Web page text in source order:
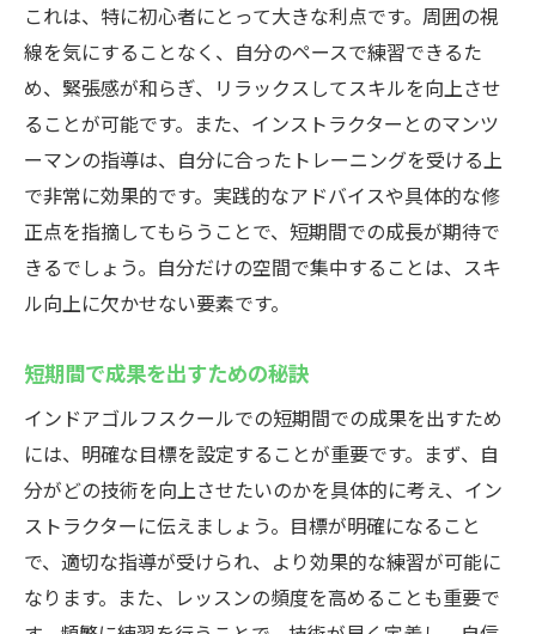
これは、特に初心者にとって大きな利点です。周囲の視
線を気にすることなく、自分のペースで練習できるた
め、緊張感が和らぎ、リラックスしてスキルを向上させ
ることが可能です。また、インストラクターとのマンツ
ーマンの指導は、自分に合ったトレーニングを受ける上
で非常に効果的です。実践的なアドバイスや具体的な修
正点を指摘してもらうことで、短期間での成長が期待で
きるでしょう。自分だけの空間で集中することは、スキ
ル向上に欠かせない要素です。
短期間で成果を出すための秘訣
インドアゴルフスクールでの短期間での成果を出すため
には、明確な目標を設定することが重要です。まず、自
分がどの技術を向上させたいのかを具体的に考え、イン
ストラクターに伝えましょう。目標が明確になること
で、適切な指導が受けられ、より効果的な練習が可能に
なります。また、レッスンの頻度を高めることも重要で